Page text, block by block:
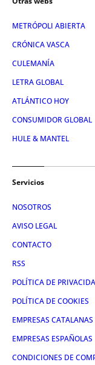
METRÓPOLI ABIERTA
CRÓNICA VASCA
CULEMANÍA
LETRA GLOBAL
ATLÁNTICO HOY
CONSUMIDOR GLOBAL
HULE & MANTEL
Servicios
NOSOTROS
AVISO LEGAL
CONTACTO
RSS
POLÍTICA DE
POLÍTICA DE COOKIES
EMPRESAS CATALANAS
EMPRESAS ESPAÑOLAS
CONDICIONES DE